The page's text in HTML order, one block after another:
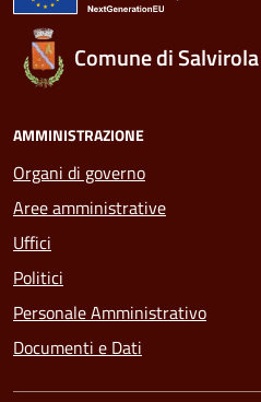
Comune di Salvirola
AMMINISTRAZIONE
Organi di governo
Aree amministrative
Uffici
Politici
Personale Amministrativo
Documenti e Dati